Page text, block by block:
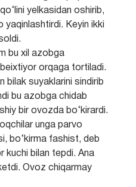
yelkasidan oshirib,
yaqinlashtirdi. Keyin ikki
bu xil azobga
orqaga tortiladi.
bilak suyaklarini sindirib
bu azobga chidab
bir ovozda bo‘kirardi.
unga parvo
bo‘kirma fashist, deb
kuchi bilan tepdi. Ana
Ovoz chiqarmay